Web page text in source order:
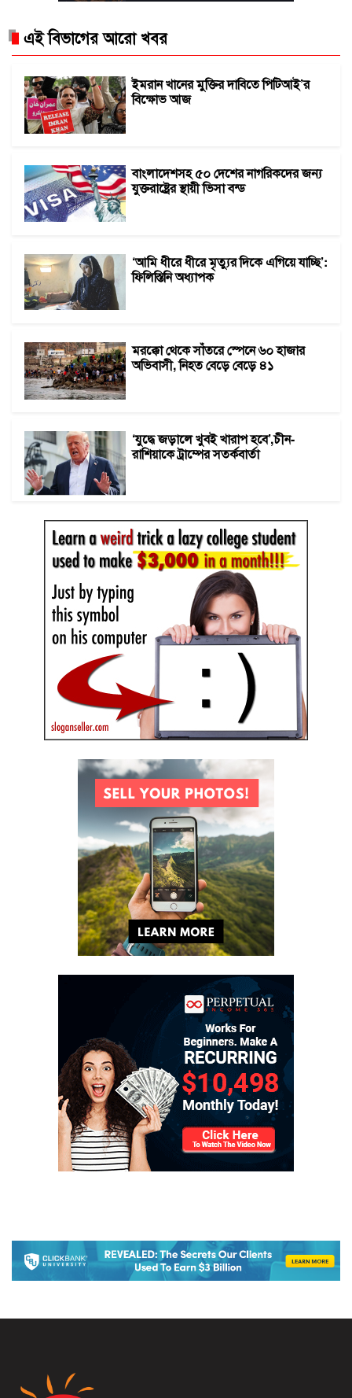
এই বিভাগের আরো খবর
ইমরান খানের মুক্তির দাবিতে পিটিআই’র
বিক্ষোভ আজ
বাংলাদেশসহ ৫০ দেশের নাগরিকদের জন্য
যুক্তরাষ্ট্রের স্থায়ী ভিসা বন্ড
‘আমি ধীরে ধীরে মৃত্যুর দিকে এগিয়ে যাচ্ছি’:
ফিলিস্তিনি অধ্যাপক
মরক্কো থেকে সাঁতরে স্পেনে ৬০ হাজার
অভিবাসী, নিহত বেড়ে বেড়ে ৪১
‘যুদ্ধে জড়ালে খুবই খারাপ হবে’,চীন-
রাশিয়াকে ট্রাম্পের সতর্কবার্তা